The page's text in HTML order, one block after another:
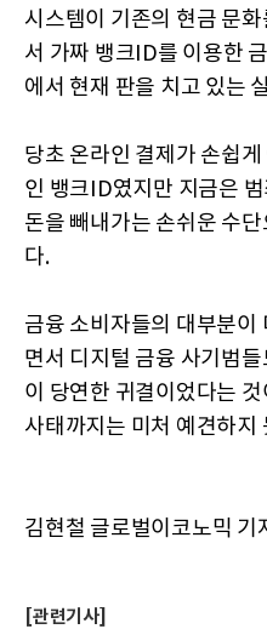
시스템이 기존의 현금 문
서 가짜 뱅크ID를 이용한
에서 현재 판을 치고 있는
당초 온라인 결제가 손쉽
인 뱅크ID였지만 지금은
돈을 빼내가는 손쉬운 수
다.
금융 소비자들의 대부분이
면서 디지털 금융 사기범
이 당연한 귀결이었다는
사태까지는 미처 예견하지
김현철 글로벌이코노믹
[관련기사]